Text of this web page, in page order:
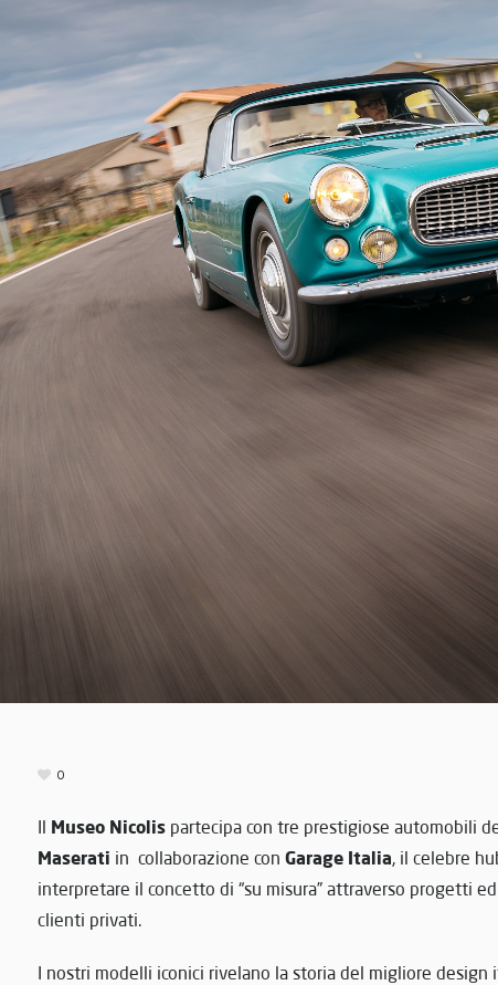
0
Il Museo Nicolis partecipa con tre prestigiose automobili
Maserati in collaborazione con Garage Italia, il celebre
interpretare il concetto di “su misura” attraverso progetti
clienti privati.
I nostri modelli iconici rivelano la storia del migliore